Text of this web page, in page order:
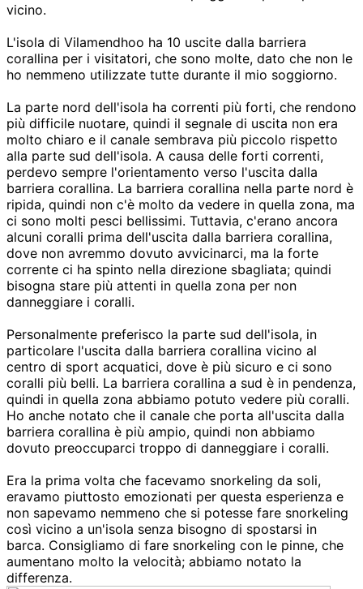
vicino.
L'isola di Vilamendhoo ha 10 uscite dalla barriera
corallina per i visitatori, che sono molte, dato che non le
ho nemmeno utilizzate tutte durante il mio soggiorno.
La parte nord dell'isola ha correnti più forti, che rendono
più difficile nuotare, quindi il segnale di uscita non era
molto chiaro e il canale sembrava più piccolo rispetto
alla parte sud dell'isola. A causa delle forti correnti,
perdevo sempre l'orientamento verso l'uscita dalla
barriera corallina. La barriera corallina nella parte nord è
ripida, quindi non c'è molto da vedere in quella zona, ma
ci sono molti pesci bellissimi. Tuttavia, c'erano ancora
alcuni coralli prima dell'uscita dalla barriera corallina,
dove non avremmo dovuto avvicinarci, ma la forte
corrente ci ha spinto nella direzione sbagliata; quindi
bisogna stare più attenti in quella zona per non
danneggiare i coralli.
Personalmente preferisco la parte sud dell'isola, in
particolare l'uscita dalla barriera corallina vicino al
centro di sport acquatici, dove è più sicuro e ci sono
coralli più belli. La barriera corallina a sud è in pendenza,
quindi in quella zona abbiamo potuto vedere più coralli.
Ho anche notato che il canale che porta all'uscita dalla
barriera corallina è più ampio, quindi non abbiamo
dovuto preoccuparci troppo di danneggiare i coralli.
Era la prima volta che facevamo snorkeling da soli,
eravamo piuttosto emozionati per questa esperienza e
non sapevamo nemmeno che si potesse fare snorkeling
così vicino a un'isola senza bisogno di spostarsi in
barca. Consigliamo di fare snorkeling con le pinne, che
aumentano molto la velocità; abbiamo notato la
differenza.